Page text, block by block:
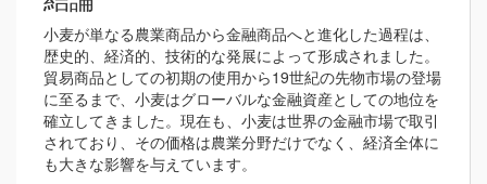
小麦が単なる農業商品から金融商品へと進化した過程は、
歴史的、経済的、技術的な発展によって形成されました。
貿易商品としての初期の使用から19世紀の先物市場の登場
に至るまで、小麦はグローバルな金融資産としての地位を
確立してきました。現在も、小麦は世界の金融市場で取引
されており、その価格は農業分野だけでなく、経済全体に
も大きな影響を与えています。